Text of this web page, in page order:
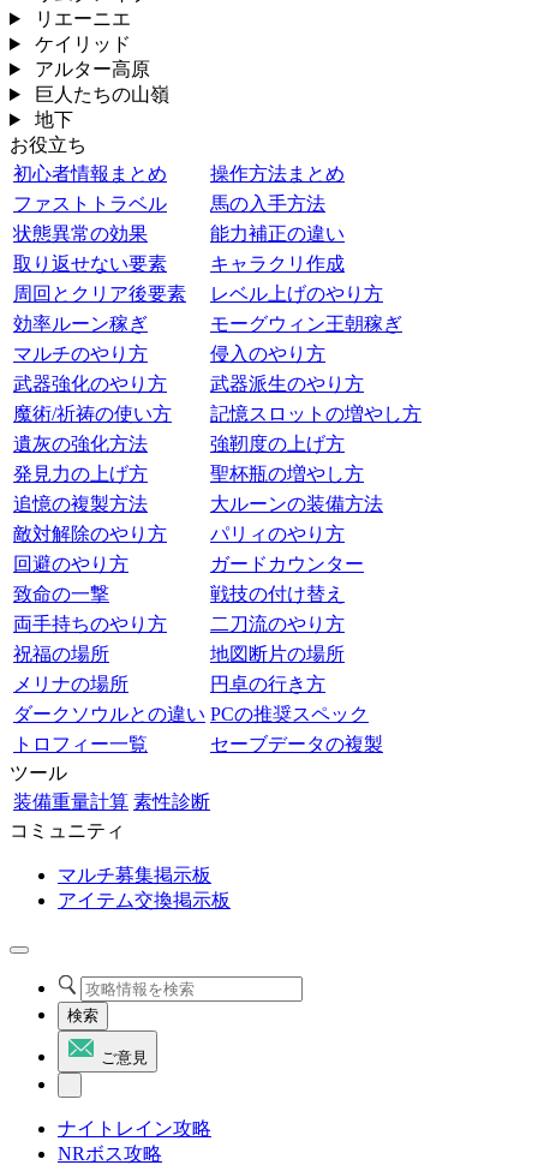
リエーニエ
ケイリッド
アルター高原
巨人たちの山嶺
地下
お役立ち
初心者情報まとめ
操作方法まとめ
ファストトラベル
馬の入手方法
状態異常の効果
能力補正の違い
取り返せない要素
キャラクリ作成
周回とクリア後要素
レベル上げのやり方
効率ルーン稼ぎ
モーグウィン王朝稼ぎ
マルチのやり方
侵入のやり方
武器強化のやり方
武器派生のやり方
魔術/祈祷の使い方
記憶スロットの増やし方
遺灰の強化方法
強靭度の上げ方
発見力の上げ方
聖杯瓶の増やし方
追憶の複製方法
大ルーンの装備方法
敵対解除のやり方
パリィのやり方
回避のやり方
ガードカウンター
致命の一撃
戦技の付け替え
両手持ちのやり方
二刀流のやり方
祝福の場所
地図断片の場所
メリナの場所
円卓の行き方
ダークソウルとの違い PCの推奨スペック
トロフィー一覧
セーブデータの複製
ツール
装備重量計算 素性診断
コミュニティ
マルチ募集掲示板
アイテム交換掲示板
検索
ご意見
ナイトレイン攻略
NRボス攻略